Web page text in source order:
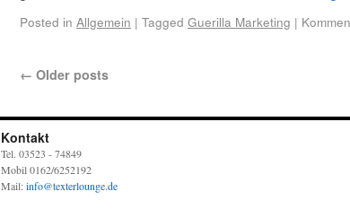
Posted in Allgemein | Tagged Guerilla Marketing |
← Older posts
Kontakt
Tel. 03523 - 74849
Mobil 0162/6252192
Mail:info@texterlounge.de